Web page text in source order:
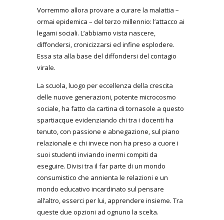
Vorremmo allora provare a curare la malattia –
ormai epidemica – del terzo millennio: l’attacco ai
legami sociali. L’abbiamo vista nascere,
diffondersi, cronicizzarsi ed infine esplodere.
Essa sta alla base del diffondersi del contagio
virale.
La scuola, luogo per eccellenza della crescita
delle nuove generazioni, potente microcosmo
sociale, ha fatto da cartina di tornasole a questo
spartiacque evidenziando chi tra i docenti ha
tenuto, con passione e abnegazione, sul piano
relazionale e chi invece non ha preso a cuore i
suoi studenti inviando inermi compiti da
eseguire. Divisi tra il far parte di un mondo
consumistico che annienta le relazioni e un
mondo educativo incardinato sul pensare
all’altro, esserci per lui, apprendere insieme. Tra
queste due opzioni ad ognuno la scelta.